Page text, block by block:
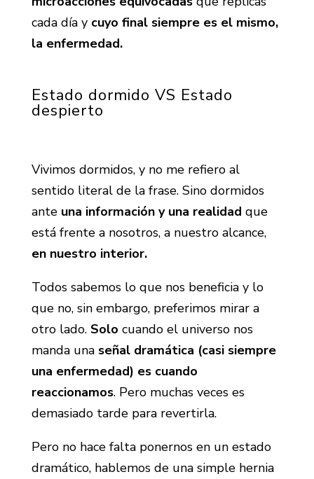
cada día y cuyo final siempre es el mismo,
la enfermedad.
Estado dormido VS Estado
despierto
Vivimos dormidos, y no me refiero al
sentido literal de la frase. Sino dormidos
ante una información y una realidad que
está frente a nosotros, a nuestro alcance,
en nuestro interior.
Todos sabemos lo que nos beneficia y lo
que no, sin embargo, preferimos mirar a
otro lado. Solo cuando el universo nos
manda una señal dramática (casi siempre
una enfermedad) es cuando
reaccionamos. Pero muchas veces es
demasiado tarde para revertirla.
Pero no hace falta ponernos en un estado
dramático, hablemos de una simple hernia